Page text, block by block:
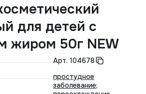
для детей с
жиром 50г NEW
Арт. 104678
простудное
заболевание;